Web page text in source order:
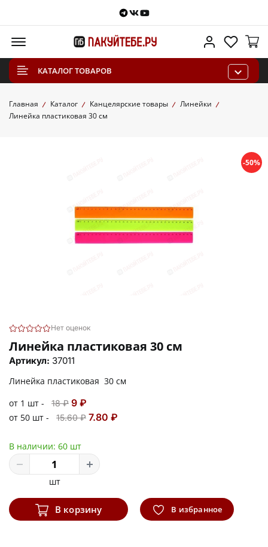
Telegram
VKontakte
Youtube
Личный
КАТАЛОГ ТОВАРОВ
Главная Каталог Канцелярские товары
Линейки
Линейка пластиковая 30 см
-50%
Нет оценок
Линейка пластиковая 30 см
Артикул: 37011
Линейка пластиковая 30 см
от 1 шт -
18 ₽ 9 ₽
от 50 шт - 15.60 ₽ 7.80 ₽
В наличии: 60 шт
шт
В корзину В избранное